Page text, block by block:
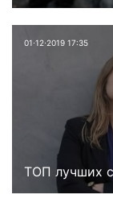
01⋅12⋅2019 17:35
ТОП лучших